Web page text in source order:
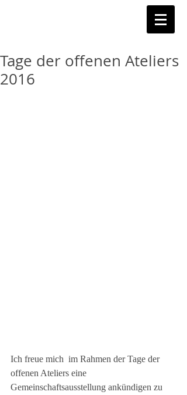
Tage der offenen Ateliers
2016
​Ich freue mich  im Rahmen der Tage der
offenen Ateliers eine
Gemeinschaftsausstellung ankündigen zu